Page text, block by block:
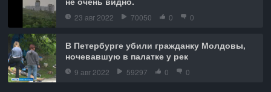
23 авг 2022 70050 0 0
В Петербурге убили гражданку Молдовы,
ночевавшую в палатке у рек
9 авг 2022 59297 0 0